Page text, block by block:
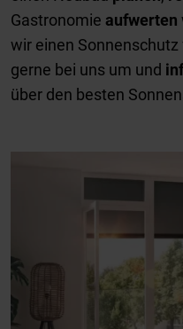
Gastronomie aufwerten
wir einen Sonnenschutz
gerne bei uns um und
über den besten